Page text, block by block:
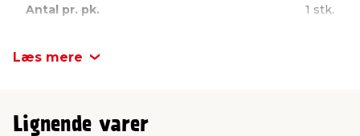
Antal pr. pk. 1 stk.
Læs mere
Lignende varer